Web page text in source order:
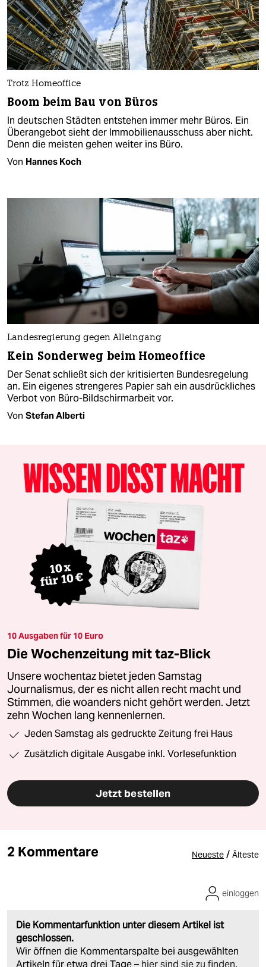
Trotz Homeoffice
Boom beim Bau von Büros
In deutschen Städten entstehen immer mehr Büros. Ein
Überangebot sieht der Immobilienausschuss aber nicht.
Denn die meisten gehen weiter ins Büro.
Von Hannes Koch
Landesregierung gegen Alleingang
Kein Sonderweg beim Homeoffice
Der Senat schließt sich der kritisierten Bundesregelung
an. Ein eigenes strengeres Papier sah ein ausdrückliches
Verbot von Büro-Bildschirmarbeit vor.
Von Stefan Alberti
10 Ausgaben für 10 Euro
Die Wochenzeitung mit taz-Blick
Unsere wochentaz bietet jeden Samstag
Journalismus, der es nicht allen recht macht und
Stimmen, die woanders nicht gehört werden. Jetzt
zehn Wochen lang kennenlernen.
Jeden Samstag als gedruckte Zeitung frei Haus
Zusätzlich digitale Ausgabe inkl. Vorlesefunktion
Jetzt bestellen
2 Kommentare Neueste / Älteste
Die Kommentarfunktion unter diesem Artikel ist
geschlossen.
Wir öffnen die Kommentarspalte bei ausgewählten
einloggen